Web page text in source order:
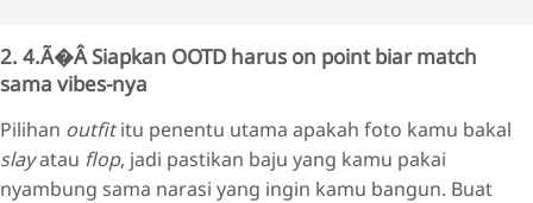
2. 4.Ã�Â Siapkan OOTD harus on point biar match
sama vibes-nya
Pilihan outfititu penentu utama apakah foto kamu bakal
slayatau flop, jadi pastikan baju yang kamu pakai
nyambung sama narasi yang ingin kamu bangun. Buat